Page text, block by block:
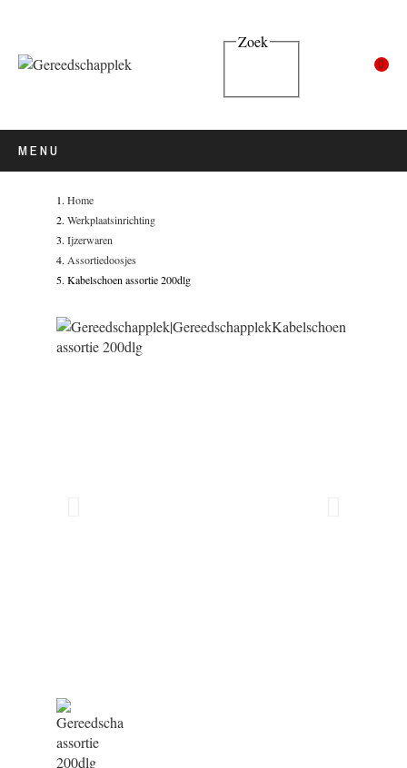
Zoek
0
MENU
Home
Werkplaatsinrichting
Ijzerwaren
Assortiedoosjes
Kabelschoen assortie 200dlg